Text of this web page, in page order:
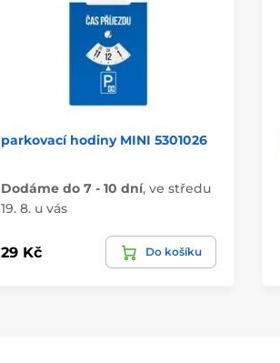
parkovací hodiny MINI 5301026
Dodáme do 7 - 10 dní, ve středu
19. 8. u vás
29 Kč Do košíku